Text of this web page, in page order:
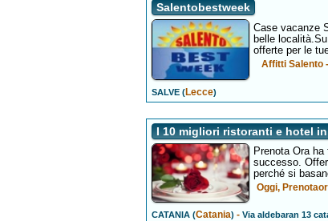
Salentobestweek
Case vacanze
belle
offerte per le
Affitti Salento
SALVE (Lecce)
I 10 migliori ristoranti e hotel
Prenota Ora
successo.
perché si
Oggi,
CATANIA (Catania) -Via aldebaran 13